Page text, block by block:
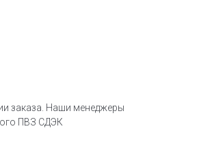
заказа. Наши менеджеры
ПВЗ СДЭК